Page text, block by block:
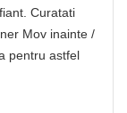
Curatati
Mov inainte /
pentru astfel